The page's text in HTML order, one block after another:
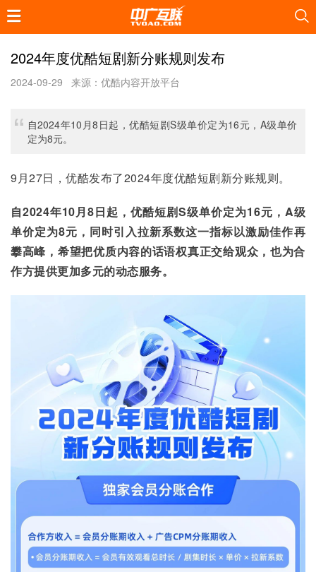
2024年度优酷短剧新分账规则发布
2024-09-29 来源：优酷内容开放平台
自2024年10月8日起，优酷短剧S级单价定为16元，A级单价
定为8元。
9月27日，优酷发布了2024年度优酷短剧新分账规则。
自2024年10月8日起， 优酷短剧S级单价定为16元，A级
单价定为8元，同时引入拉新系数这一指标以激励佳作再
攀高峰，希望把优质内容的话语权真正交给观众，也为合
作方提供更加多元的动态服务。